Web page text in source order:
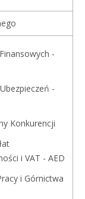
-
-
Konkurencji
i VAT - AED
i Górnictwa